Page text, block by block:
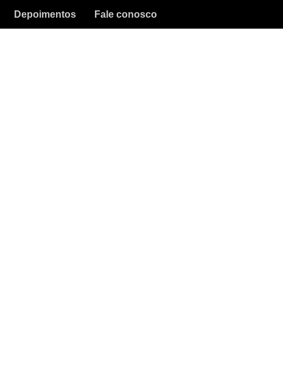
Depoimentos Fale conosco